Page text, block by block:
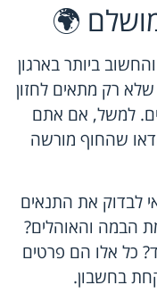
🌍
ביותר בארגון
רק מתאים לחזון
למשל, אם אתם
שהחוף מורשה
לבדוק את התנאים
הבמה והאוהלים?
כל אלו הם פרטים
בחשבון.